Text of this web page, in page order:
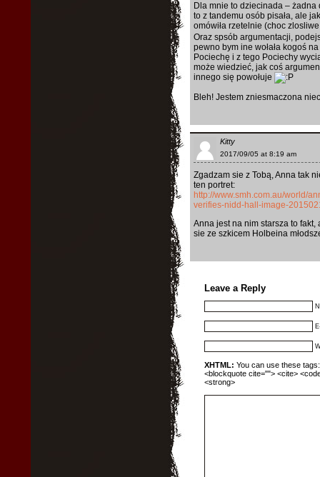
Dla mnie to dziecinada –
to z tandemu osób pisała, ale
omówiła rzetelnie (choc
Oraz spsób argumentacji,
pewno bym ine wołała kogoś
Pociechę i z tego Pociechy
może wiedzieć, jak coś
innego się powołuje
Bleh! Jestem zniesmaczona
Kitty
2017/09/05 at 8:19 am
Zgadzam sie z Tobą, Anna tak
ten portret:
http://www.smh.com.au/world/
verifies-nidd-hall-image-
Anna jest na nim starsza to
sie ze szkicem Holbeina
Leave a Reply
XHTML: You can use these
<blockquote cite=""> <cite>
<strong>